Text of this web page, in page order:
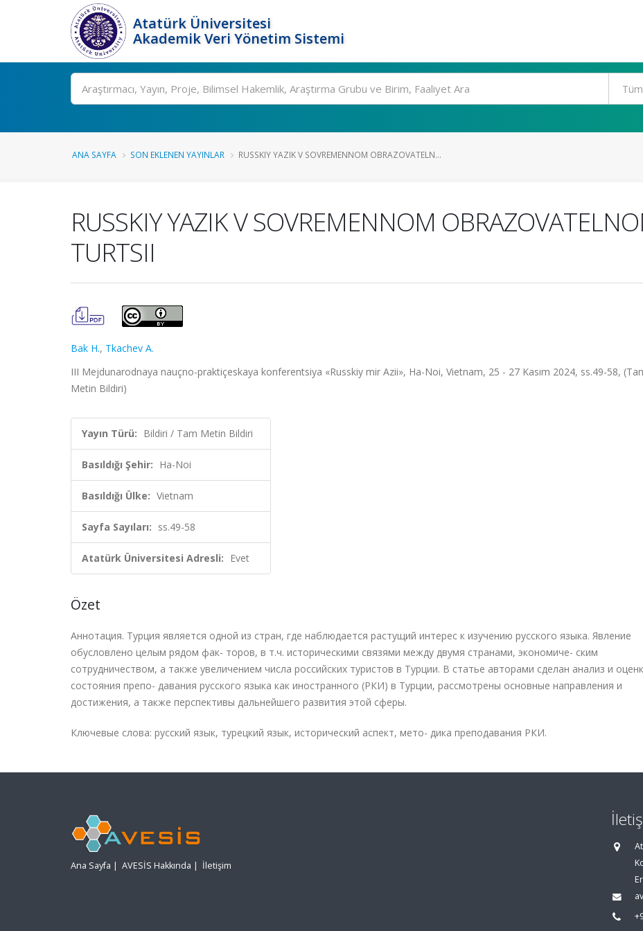
Atatürk Üniversitesi
Akademik Veri Yönetim Sistemi
Ara
ANA SAYFA SON EKLENEN YAYINLAR RUSSKIY YAZIK V SOVREMENNOM OBRAZOVATELN...
RUSSKIY YAZIK V SOVREMENNOM
TURTSII
Bak H., Tkachev A.
III Mejdunarodnaya nauçno-praktiçeskaya konferentsiya «Russkiy mir Azii», Ha-Noi, Vietnam, 25 - 27 Kasım 2024, ss.49-58,
Metin Bildiri)
Yayın Türü: Bildiri / Tam Metin Bildiri
Basıldığı Şehir: Ha-Noi
Basıldığı Ülke: Vietnam
Sayfa Sayıları: ss.49-58
Atatürk Üniversitesi Adresli: Evet
Özet
Аннотация. Турция является одной из стран, где наблюдается растущий интерес к изучению русского языка. Явление
обусловлено целым рядом фак- торов, в т.ч. историческими связями между двумя странами, экономиче- ским
сотрудничеством, а также увеличением числа российских туристов в Турции. В статье авторами сделан анализ и
состояния препо- давания русского языка как иностранного (РКИ) в Турции, рассмотрены основные направления и
достижения, а также перспективы дальнейшего развития этой сферы.
Ключевые слова: русский язык, турецкий язык, исторический аспект, мето- дика преподавания РКИ.
Ana Sayfa | AVESİS Hakkında | İletişim